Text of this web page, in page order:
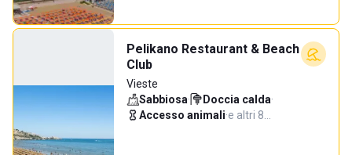
Pelikano Restaurant & Beach
Club
Vieste
Sabbiosa· Doccia calda·
Accesso animali·e altri 8…